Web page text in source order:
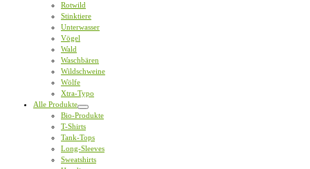
Rotwild
Stinktiere
Unterwasser
Vögel
Wald
Waschbären
Wildschweine
Wölfe
Xtra-Typo
Alle Produkte
Bio-Produkte
T-Shirts
Tank-Tops
Long-Sleeves
Sweatshirts